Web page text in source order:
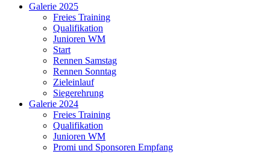
Galerie 2025
Freies Training
Qualifikation
Junioren WM
Start
Rennen Samstag
Rennen Sonntag
Zieleinlauf
Siegerehrung
Galerie 2024
Freies Training
Qualifikation
Junioren WM
Promi und Sponsoren Empfang